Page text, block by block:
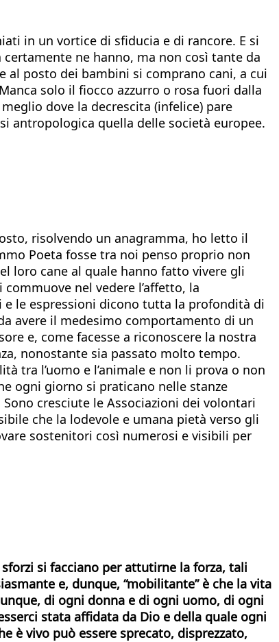
in un vortice di sfiducia e di rancore. E si
ne hanno, ma non così tante da
posto dei bambini si comprano cani, a cui
solo il fiocco azzurro o rosa fuori dalla
dove la decrescita (infelice) pare
antropologica quella delle società europee.
risolvendo un anagramma, ho letto il
Poeta fosse tra noi penso proprio non
loro cane al quale hanno fatto vivere gli
nel vedere l’affetto, la
le espressioni dicono tutta la profondità di
avere il medesimo comportamento di un
e, come facesse a riconoscere la nostra
nonostante sia passato molto tempo.
tra l’uomo e l’animale e non li prova o non
ogni giorno si praticano nelle stanze
cresciute le Associazioni dei volontari
che la lodevole e umana pietà verso gli
sostenitori così numerosi e visibili per
si facciano per attutirne la forza, tali
e, dunque, “mobilitante” è che la vita
di ogni donna e di ogni uomo, di ogni
stata affidata da Dio e della quale ogni
è vivo può essere sprecato, disprezzato,